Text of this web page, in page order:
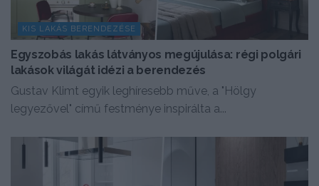
KIS LAKÁS BERENDEZÉSE
Egyszobás lakás látványos megújulása: régi polgári
lakások világát idézi a berendezés
Gustav Klimt egyik leghíresebb műve, a "Hölgy
legyezővel" című festménye inspirálta a...